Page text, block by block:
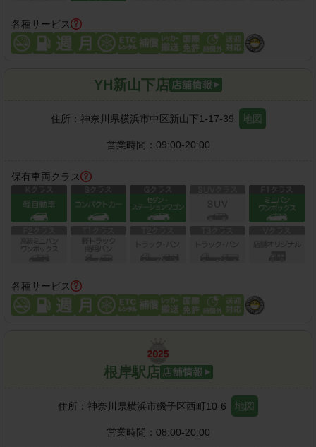
各種サービス
YH新山下店
住所： 神奈川県横浜市中区新山下1-17-39 地図
営業時間： 09:00-20:00
保有車両クラス
各種サービス
根岸駅店
住所： 神奈川県横浜市磯子区西町10-6 地図
営業時間： 08:00-20:00